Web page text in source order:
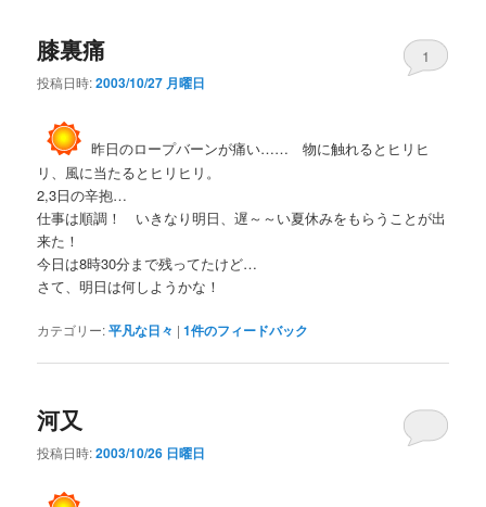
膝裏痛
投稿日時:2003/10/27 月曜日
1
昨日のロープバーンが痛い…… 物に触れるとヒリヒ
リ、風に当たるとヒリヒリ。
2,3日の辛抱…
仕事は順調！ いきなり明日、遅～～い夏休みをもらうことが出
来た！
今日は8時30分まで残ってたけど…
さて、明日は何しようかな！
カテゴリー:平凡な日々 |1件のフィードバック
河又
投稿日時:2003/10/26 日曜日